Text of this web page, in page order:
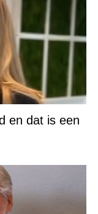
en dat is een